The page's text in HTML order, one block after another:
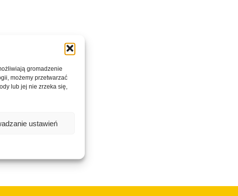
gromadzenie
możemy przetwarzać
lub jej nie zrzeka się,
ustawień